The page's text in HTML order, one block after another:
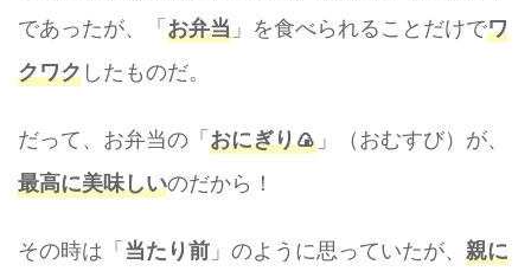
であったが、「お弁当 」を食べられることだけでワ
クワクしたものだ。
だって、お弁当の「おにぎり🍙 」（おむすび）が、
最高に美味しいのだから！
その時は「当たり前 」のように思っていたが、 親に